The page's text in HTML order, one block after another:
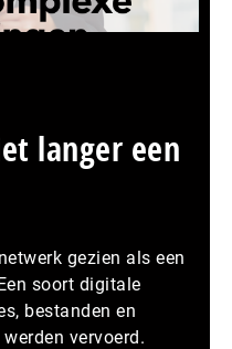
langer een
gezien als een
soort digitale
bestanden en
vervoerd.